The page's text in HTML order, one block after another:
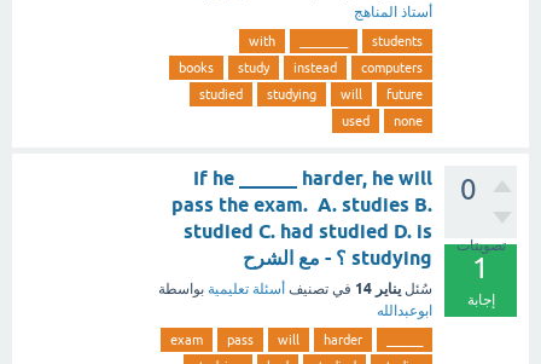
أستاذ المناهج
students
with
computers
instead
study
books
future
will
studying
studied
none
used
0
تصويتات
1
إجابة
If he ______ harder, he will
pass the exam. A. studies B.
studied C. had studied D. is
studying ؟ - مع الشرح
سُئل يناير 14 في تصنيف أسئلة تعليمية بواسطة
ابوعبدالله
harder
will
pass
exam